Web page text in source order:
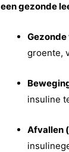
een gezonde
groente,
insuline
Afvallen